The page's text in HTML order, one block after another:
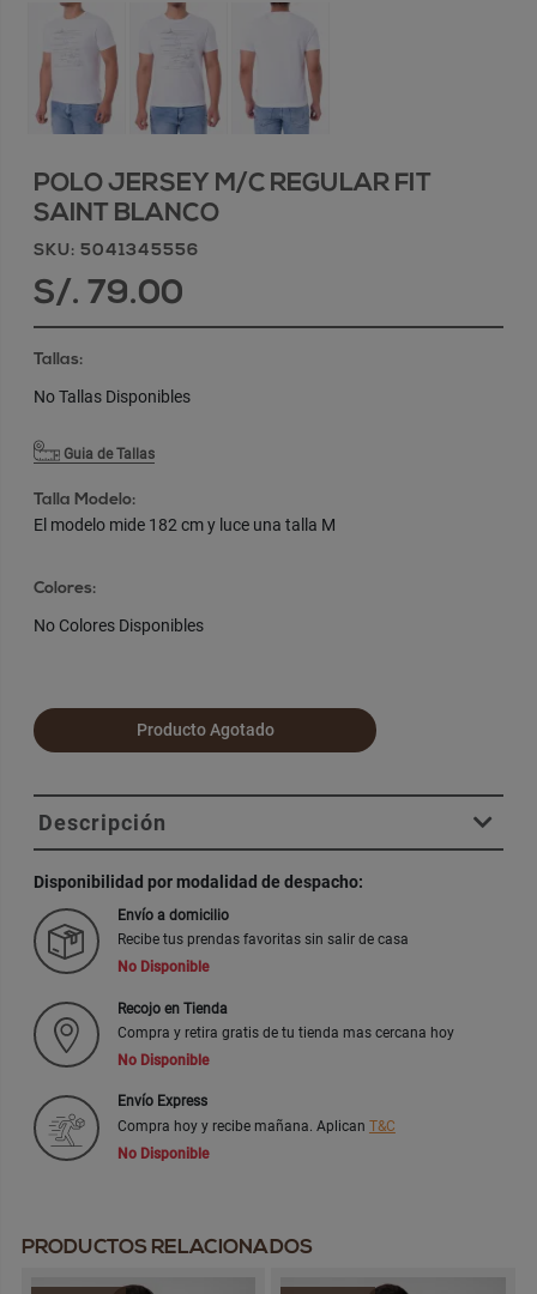
POLO JERSEY M/C REGULAR FIT
SAINT BLANCO
SKU: 5041345556
S/. 79.00
Tallas:
No Tallas Disponibles
Guia de Tallas
Talla Modelo:
El modelo mide 182 cm y luce una talla M
Colores:
No Colores Disponibles
Producto Agotado
Descripción
Disponibilidad por modalidad de despacho:
Envío a domicilio
Recibe tus prendas favoritas sin salir de casa
No Disponible
Recojo en Tienda
Compra y retira gratis de tu tienda mas cercana hoy
No Disponible
Envío Express
Compra hoy y recibe mañana. Aplican T&C
No Disponible
PRODUCTOS RELACIONADOS